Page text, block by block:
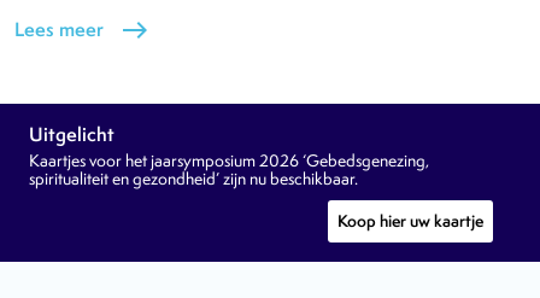
Lees meer east
Uitgelicht
Kaartjes voor het jaarsymposium 2026 ‘Gebedsgenezing,
spiritualiteit en gezondheid’ zijn nu beschikbaar.
Koop hier uw kaartje